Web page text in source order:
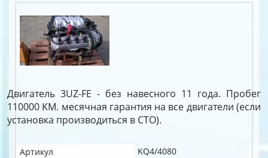
Двигатель 3UZ-FE - без навесного 11 года. Пробег
110000 KM. месячная гарантия на все двигатели (если
установка производиться в СТО).
Артикул
KQ4/4080